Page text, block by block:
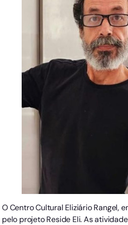
O Centro Cultural Eliziário Rangel,
pelo projeto Reside Eli. As